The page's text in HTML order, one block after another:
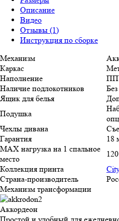
Описание
Видео
Отзывы (1)
Инструкция по сборке
Механизм
Каркас
Наполнение
Наличие подлокотников
Ящик для белья
Подушка
Чехлы дивана
Гарантия
18
MAX нагрузка на 1 спальное
место
Коллекция принта
Страна-производитель
Механизм трансформации
Аккордеон